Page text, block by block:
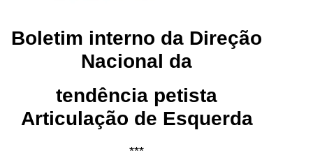
Boletim interno da Direção
Nacional da
tendência petista
Articulação de Esquerda
***